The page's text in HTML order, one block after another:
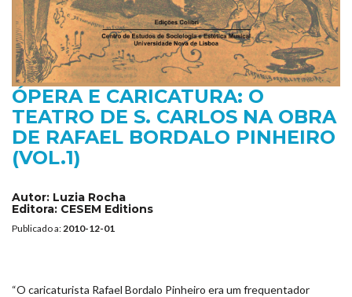
ÓPERA E CARICATURA: O
TEATRO DE S. CARLOS NA OBRA
DE RAFAEL BORDALO PINHEIRO
(VOL.1)
Autor: Luzia Rocha
Editora: CESEM Editions
Publicado a: 2010-12-01
“O caricaturista Rafael Bordalo Pinheiro era um frequentador